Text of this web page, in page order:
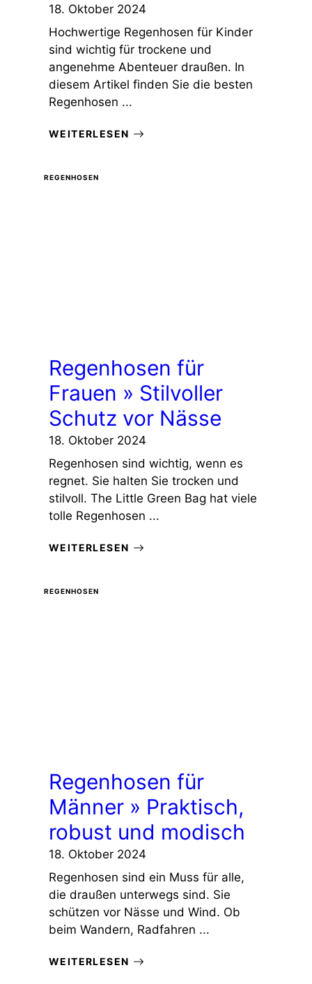
18. Oktober 2024
Hochwertige Regenhosen für Kinder
sind wichtig für trockene und
angenehme Abenteuer draußen. In
diesem Artikel finden Sie die besten
Regenhosen ...
WEITERLESEN
REGENHOSEN
Regenhosen für
Frauen » Stilvoller
Schutz vor Nässe
18. Oktober 2024
Regenhosen sind wichtig, wenn es
regnet. Sie halten Sie trocken und
stilvoll. The Little Green Bag hat viele
tolle Regenhosen ...
WEITERLESEN
REGENHOSEN
Regenhosen für
Männer » Praktisch,
robust und modisch
18. Oktober 2024
Regenhosen sind ein Muss für alle,
die draußen unterwegs sind. Sie
schützen vor Nässe und Wind. Ob
beim Wandern, Radfahren ...
WEITERLESEN